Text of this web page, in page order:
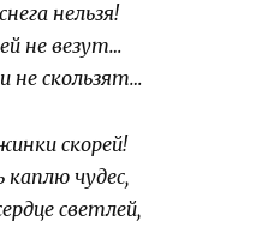
нельзя!
не везут…
не скользят…
скорей!
чудес,
светлей,